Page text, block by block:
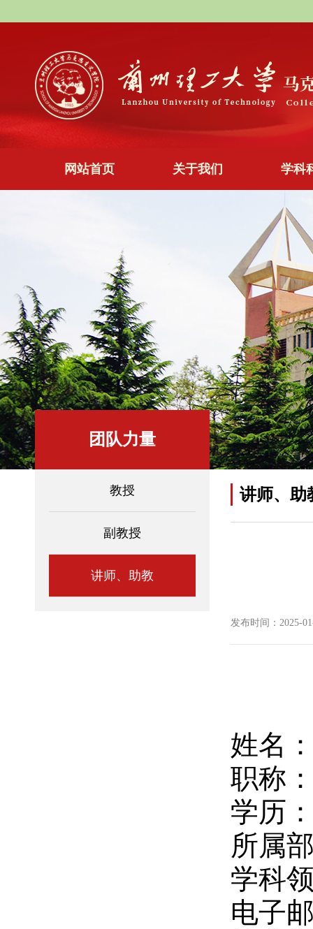
网站首页 关于我们 学科
团队力量
教授
副教授
讲师、助教
讲师、助
发布时间：2025-
姓名
职称
学历
所属
学科
电子